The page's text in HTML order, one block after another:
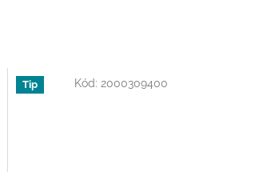
Tip Kód: 2000309400